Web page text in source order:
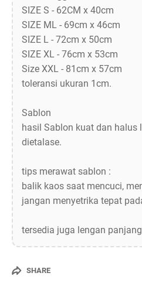
SIZE S - 62CM x 40cm
SIZE ML - 69cm x 46cm
SIZE L - 72cm x 50cm
SIZE XL - 76cm x 53cm
Size XXL - 81cm x 57cm
toleransi ukuran 1cm.
Sablon
hasil Sablon kuat dan halus
dietalase.
tips merawat sablon :
balik kaos saat mencuci,
jangan menyetrika tepat
tersedia juga lengan
SHARE